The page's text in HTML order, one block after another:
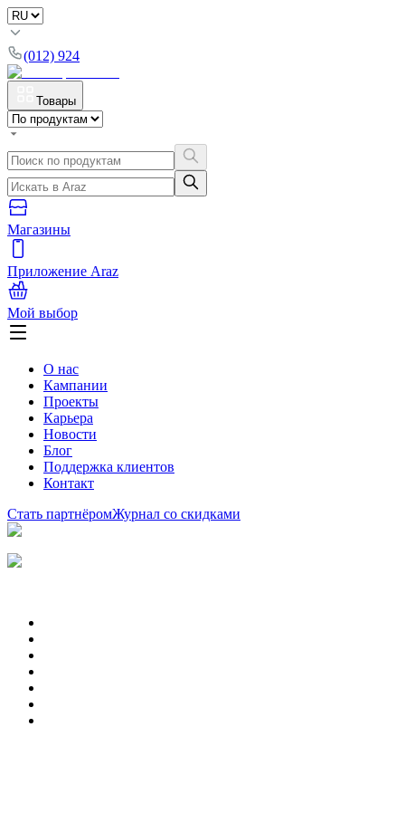
(012) 924
Товары
Магазины
Приложение Araz
Мой выбор
О нас
Кампании
Проекты
Карьера
Новости
Блог
Поддержка клиентов
Контакт
Стать партнёромЖурнал со скидками